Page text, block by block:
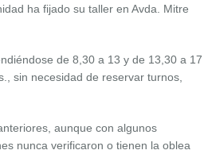
ha fijado su taller en Avda. Mitre
de 8,30 a 13 y de 13,30 a 17
sin necesidad de reservar turnos,
aunque con algunos
nunca verificaron o tienen la oblea